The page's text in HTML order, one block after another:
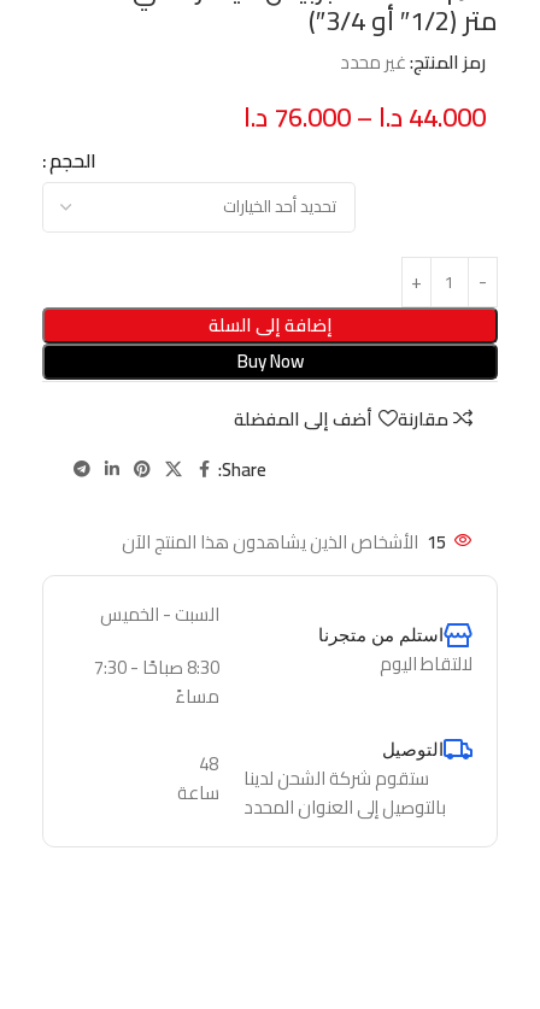
متر (1/2″ أو 3/4″)
رمز المنتج:غير محدد
44.000د.ا–
76.000د.ا
الحجم
إضافة إلى السلة
Buy Now
مقارنة
أضف إلى المفضلة
Share:
15 الأشخاص الذين يشاهدون هذا المنتج الآن
استلم من متجرنا
لالتقاط اليوم
السبت - الخميس
8:30 صباحًا - 7:30
مساءً
التوصيل
ستقوم شركة الشحن لدينا
بالتوصيل إلى العنوان المحدد
48
ساعة